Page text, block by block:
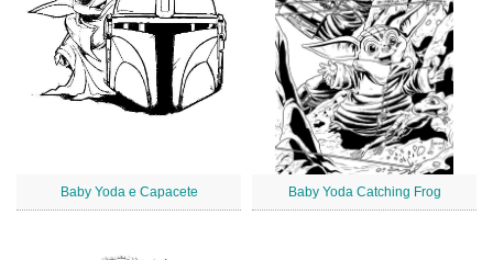
Baby Yoda e Capacete Baby Yoda Catching Frog